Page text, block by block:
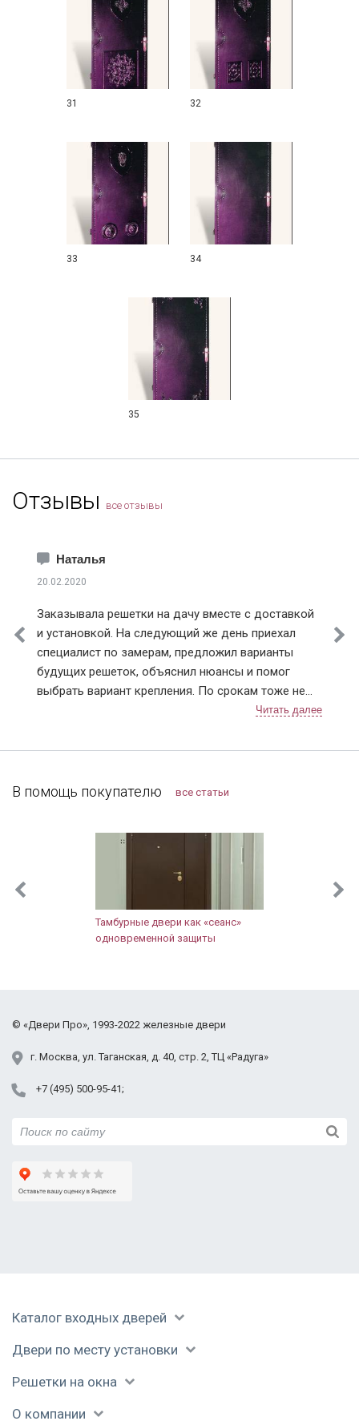
31 32
33 34
35
Отзывы все отзывы
Наталья
20.02.2020
Заказывала решетки на дачу вместе с доставкой
и установкой. На следующий же день приехал
специалист по замерам, предложил варианты
будущих решеток, объяснил нюансы и помог
выбрать вариант крепления. По срокам тоже не
подвели, приехали в точное время и достаточно
рисунок сделали очень красивый 👍. В
буду к вам обращаться!
В помощь покупателю все статьи
Тамбурные двери как «сеанс»
одновременной защиты
г. Москва, ул. Таганская, д. 40, стр. 2, ТЦ «Радуга»
+7 (495) 500-95-41
© «Двери Про», 1993-2022 железные двери
Каталог входных дверей
Двери по месту установки
Решетки на окна
О компании